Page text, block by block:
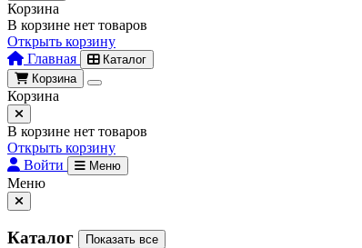
Корзина
В корзине нет товаров
Открыть корзину
Главная
Каталог
Корзина
Корзина
В корзине нет товаров
Открыть корзину
Войти
Меню
Меню
Каталог Показать все